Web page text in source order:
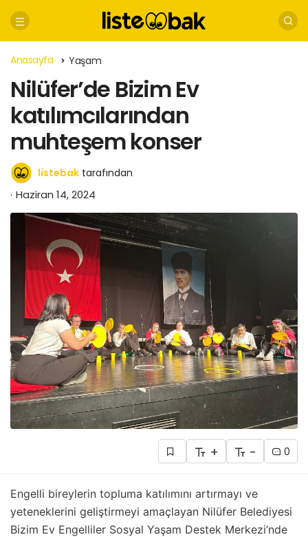
Anasayfa Yaşam
Nilüfer’de Bizim Ev
katılımcılarından
muhteşem konser
listebak tarafından
Haziran 14, 2024
+ - 0
Engelli bireylerin topluma katılımını artırmayı ve
yeteneklerini geliştirmeyi amaçlayan Nilüfer Belediyesi
Bizim Ev Engelliler Sosyal Yaşam Destek Merkezi’nde